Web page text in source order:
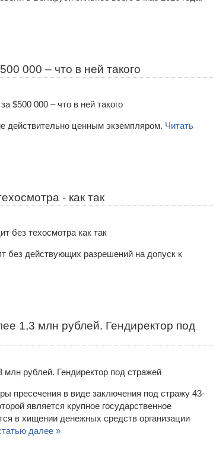
000 – что в ней такого
действительно ценным экземпляром. Читать
- как так
без действующих разрешений на допуск к
1,3 млн рублей. Гендиректор под
пресечения в виде заключения под стражу 43-
является крупное государственное
в хищении денежных средств организации
далее »